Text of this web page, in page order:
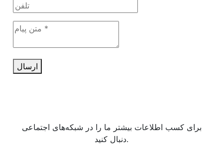
ارسال
برای کسب اطلاعات بیشتر ما را در شبکه‌های اجتماعی
دنبال کنید.